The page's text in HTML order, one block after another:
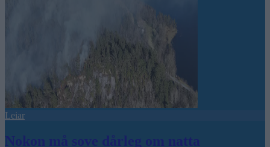
Leiar
Nokon må sove dårleg om natta